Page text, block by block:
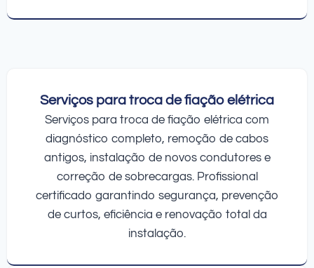
Serviços para troca de fiação elétrica
Serviços para troca de fiação elétrica com
diagnóstico completo, remoção de cabos
antigos, instalação de novos condutores e
correção de sobrecargas. Profissional
certificado garantindo segurança, prevenção
de curtos, eficiência e renovação total da
instalação.